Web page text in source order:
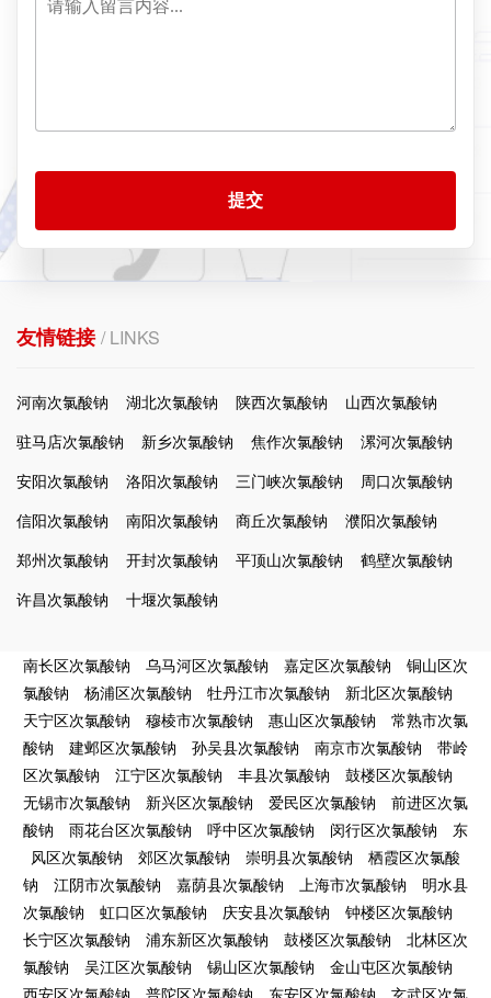
提交
友情链接/ LINKS
河南次氯酸钠 湖北次氯酸钠 陕西次氯酸钠
山西次氯酸钠
驻马店次氯酸钠
新乡次氯酸钠 焦作次氯酸钠
漯河次氯酸钠
安阳次氯酸钠
洛阳次氯酸钠 三门峡次氯酸钠
周口次氯酸钠
信阳次氯酸钠
南阳次氯酸钠 商丘次氯酸钠
濮阳次氯酸钠
郑州次氯酸钠
开封次氯酸钠 平顶山次氯酸钠
鹤壁次氯酸钠
许昌次氯酸钠
十堰次氯酸钠
南长区次氯酸钠 乌马河区次氯酸钠 嘉定区次氯酸钠
铜山区次
氯酸钠
杨浦区次氯酸钠 牡丹江市次氯酸钠
新北区次氯酸钠
天宁区次氯酸钠
穆棱市次氯酸钠 惠山区次氯酸钠
常熟市次氯
酸钠
建邺区次氯酸钠 孙吴县次氯酸钠 南京市次氯酸钠
带岭
区次氯酸钠
江宁区次氯酸钠 丰县次氯酸钠
鼓楼区次氯酸钠
无锡市次氯酸钠
新兴区次氯酸钠 爱民区次氯酸钠
前进区次氯
酸钠
雨花台区次氯酸钠 呼中区次氯酸钠 闵行区次氯酸钠
东
风区次氯酸钠
郊区次氯酸钠 崇明县次氯酸钠
栖霞区次氯酸
钠
江阴市次氯酸钠 嘉荫县次氯酸钠 上海市次氯酸钠
明水县
次氯酸钠
虹口区次氯酸钠 庆安县次氯酸钠
钟楼区次氯酸钠
长宁区次氯酸钠
浦东新区次氯酸钠 鼓楼区次氯酸钠
北林区次
氯酸钠
吴江区次氯酸钠 锡山区次氯酸钠
金山屯区次氯酸钠
西安区次氯酸钠
普陀区次氯酸钠 东安区次氯酸钠 玄武区次氯